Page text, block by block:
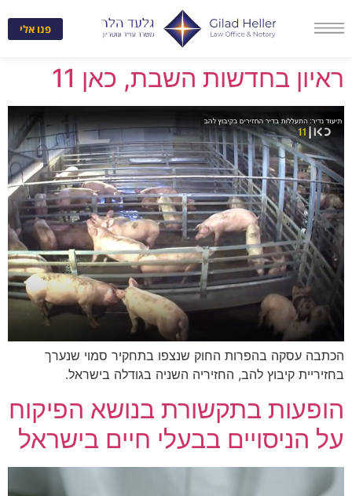
פנו אלי
ראיון בחדשות השבת, כאן 11
הכתבה עסקה בהפרות החוק שנצפו בתחקיר סמוי שנערך
בחזיריית קיבוץ להב, החזיריה השניה בגודלה בישראל.
הופעות בתקשורת בנושא הפיקוח
על הניסויים בבעלי חיים בישראל